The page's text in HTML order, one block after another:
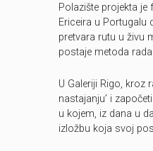
Polazište projekta je
Ericeira u Portugalu
pretvara rutu u živu
postaje metoda
U Galeriji Rigo, kroz
nastajanju’ i
u kojem, iz dana u
izložbu koja svoj